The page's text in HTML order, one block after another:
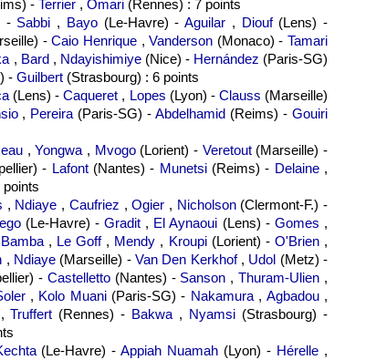
- Terrier , Omari (Rennes) : 7 points
- Sabbi , Bayo(Le-Havre) - Aguilar , Diouf(Lens) -
-Caio Henrique,Vanderson (Monaco) - Tamari
, Bard, Ndayishimiye(Nice) - Hernández (Paris-SG)
- Guilbert (Strasbourg) : 6 points
(Lens) -Caqueret , Lopes (Lyon) - Clauss (Marseille)
, Pereira (Paris-SG) -Abdelhamid (Reims) -Gouiri
,Yongwa , Mvogo(Lorient) - Veretout(Marseille) -
- Lafont(Nantes) - Munetsi(Reims) - Delaine,
points
, Ndiaye , Caufriez ,Ogier , Nicholson(Clermont-F.) -
(Le-Havre) -Gradit , El Aynaoui (Lens) - Gomes ,
Bamba, Le Goff, Mendy , Kroupi(Lorient) - O'Brien,
, Ndiaye (Marseille) -Van Den Kerkhof, Udol (Metz) -
- Castelletto(Nantes) - Sanson ,Thuram-Ulien ,
, Kolo Muani(Paris-SG) - Nakamura, Agbadou,
Truffert (Rennes) - Bakwa , Nyamsi (Strasbourg) -
(Le-Havre) -Appiah Nuamah (Lyon) - Hérelle ,